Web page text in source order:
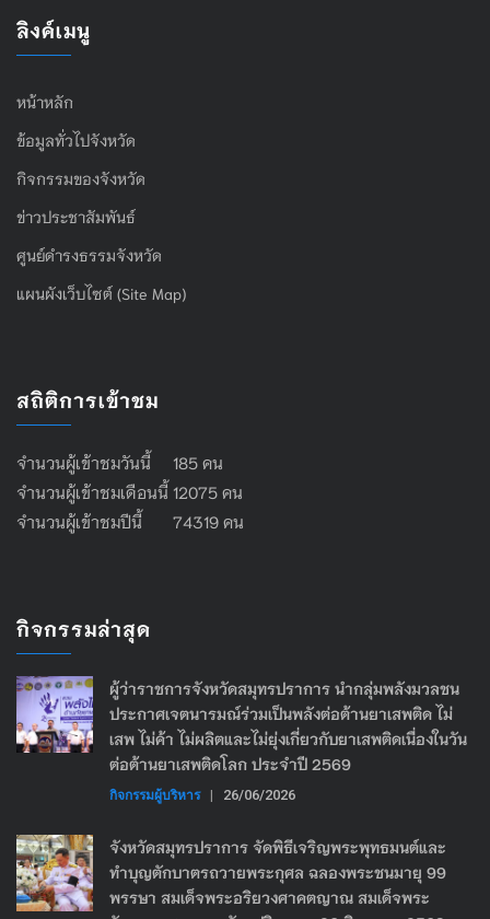
ลิงค์เมนู
หน้าหลัก
ข้อมูลทั่วไปจังหวัด
กิจกรรมของจังหวัด
ข่าวประชาสัมพันธ์
ศูนย์ดำรงธรรมจังหวัด
แผนผังเว็บไซต์ (Site Map)
สถิติการเข้าชม
จำนวนผู้เข้าชมวันนี้ 185 คน
จำนวนผู้เข้าชมเดือนนี้ 12075 คน
จำนวนผู้เข้าชมปีนี้ 74319 คน
กิจกรรมล่าสุด
ผู้ว่าราชการจังหวัดสมุทรปราการ นำกลุ่มพลังมวลชน
ประกาศเจตนารมณ์ร่วมเป็นพลังต่อต้านยาเสพติด ไม่
เสพ ไม่ค้า ไม่ผลิตและไม่ยุ่งเกี่ยวกับยาเสพติดเนื่องในวัน
ต่อต้านยาเสพติดโลก ประจำปี 2569
กิจกรรมผู้บริหาร | 26/06/2026
จังหวัดสมุทรปราการ จัดพิธีเจริญพระพุทธมนต์และ
ทำบุญตักบาตรถวายพระกุศล ฉลองพระชนมายุ 99
พรรษา สมเด็จพระอริยวงศาคตญาณ สมเด็จพระ